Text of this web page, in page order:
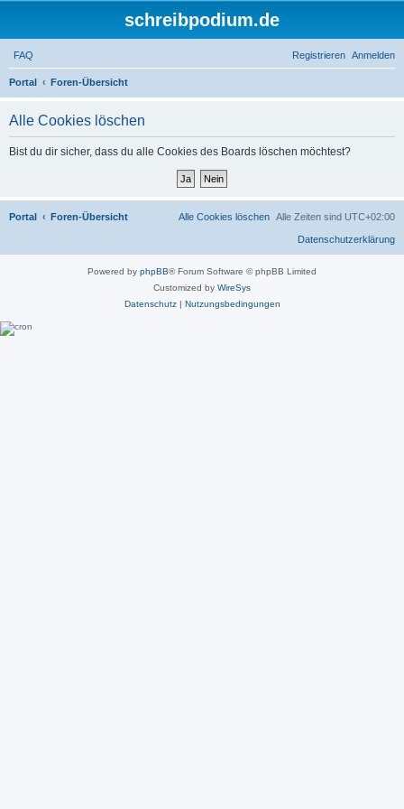
schreibpodium.de
FAQ Anmelden
Registrieren
Portal Foren-Übersicht
Alle Cookies löschen
Bist du dir sicher, dass du alle Cookies des Boards löschen möchtest?
Portal Foren-Übersicht Alle Zeiten sind UTC+02:00
Alle Cookies löschen
Datenschutzerklärung
Powered by phpBB® Forum Software © phpBB Limited
Customized by WireSys
Datenschutz| Nutzungsbedingungen